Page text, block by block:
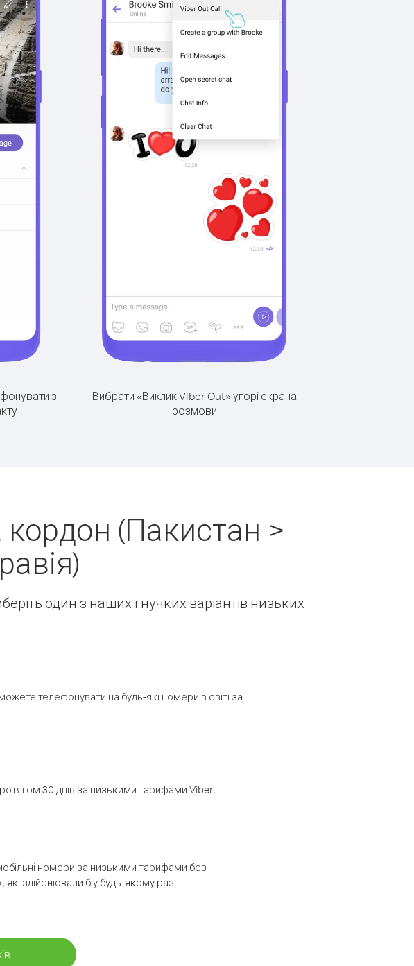
з
Вибрати «Виклик Viber Out» угорі екрана
розмови
(Пакистан >
один з наших гнучких варіантів низьких
телефонувати на будь-які номери в світі за
30 днів за низькими тарифами Viber.
номери за низькими тарифами без
здійснювали б у будь-якому разі